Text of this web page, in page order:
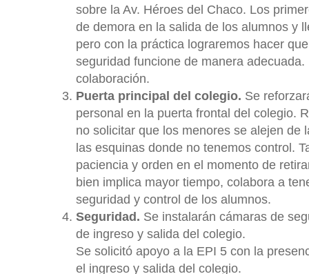
sobre la Av. Héroes del Chaco. Los
de demora en la salida de los alumnos y
pero con la práctica lograremos hacer
seguridad funcione de manera
colaboración.
Puerta principal del colegio. Se
personal en la puerta frontal del colegio.
no solicitar que los menores se alejen de
las esquinas donde no tenemos control.
paciencia y orden en el momento de
bien implica mayor tiempo, colabora a
seguridad y control de los alumnos.
Seguridad. Se instalarán cámaras de
de ingreso y salida del colegio.
Se solicitó apoyo a la EPI 5 con la
el ingreso y salida del colegio.